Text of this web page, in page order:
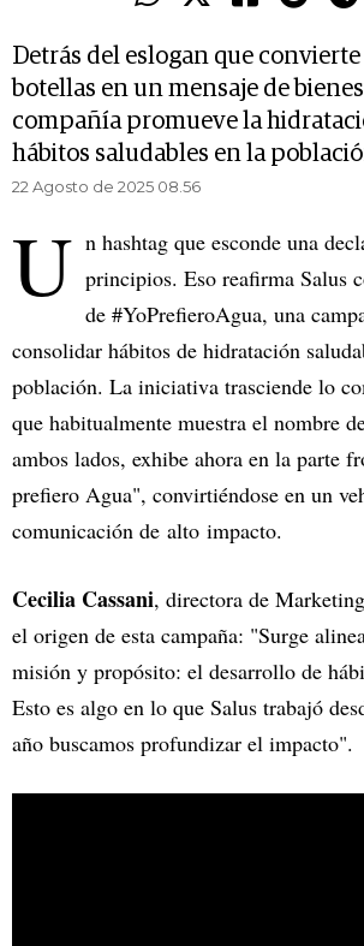
Detrás del eslogan que convierte
botellas en un mensaje de
compañía promueve la
hábitos saludables en la
22 Agosto de 2025 08.56
U n hashtag que esconde una
principios. Eso reafirma Salus
de #YoPrefieroAgua, una
consolidar hábitos de hidratación
población. La iniciativa trasciende lo
que habitualmente muestra el nombre
ambos lados, exhibe ahora en la parte
prefiero Agua", convirtiéndose en un
comunicación de alto impacto.
Cecilia Cassani, directora de
el origen de esta campaña: "Surge
misión y propósito: el desarrollo de
Esto es algo en lo que Salus trabajó
año buscamos profundizar el impacto".